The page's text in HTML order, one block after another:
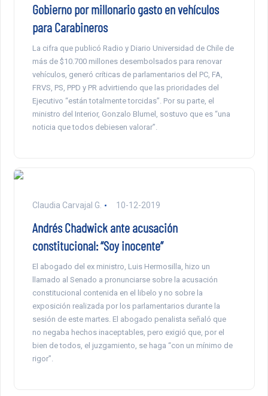
Gobierno por millonario gasto en vehículos
para Carabineros
La cifra que publicó Radio y Diario Universidad de Chile de
más de $10.700 millones desembolsados para renovar
vehículos, generó críticas de parlamentarios del PC, FA,
FRVS, PS, PPD y PR advirtiendo que las prioridades del
Ejecutivo “están totalmente torcidas”. Por su parte, el
ministro del Interior, Gonzalo Blumel, sostuvo que es “una
noticia que todos debiesen valorar”.
Claudia Carvajal G. 10-12-2019
Andrés Chadwick ante acusación
constitucional: “Soy inocente”
El abogado del ex ministro, Luis Hermosilla, hizo un
llamado al Senado a pronunciarse sobre la acusación
constitucional contenida en el libelo y no sobre la
exposición realizada por los parlamentarios durante la
sesión de este martes. El abogado penalista señaló que
no negaba hechos inaceptables, pero exigió que, por el
bien de todos, el juzgamiento, se haga “con un mínimo de
rigor”.